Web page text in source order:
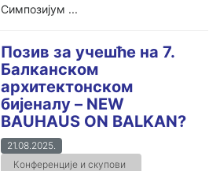
Симпозијум ...
Позив за учешће на 7.
Балканском
архитектонском
бијеналу – NEW
BAUHAUS ON BALKAN?
21.08.2025.
Конференције и скупови